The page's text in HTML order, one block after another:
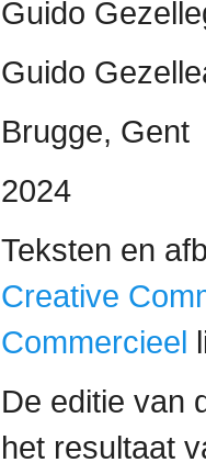
Guido
Guido
Brugge, Gent
2024
Teksten en
Creative
Commercieel
De editie van
het resultaat